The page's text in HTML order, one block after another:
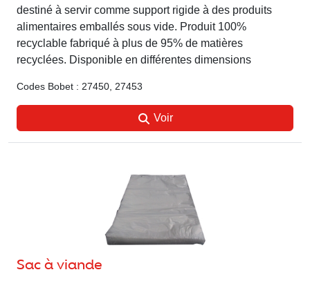
destiné à servir comme support rigide à des produits
alimentaires emballés sous vide. Produit 100%
recyclable fabriqué à plus de 95% de matières
recyclées. Disponible en différentes dimensions
Codes Bobet : 27450, 27453
Voir
Sac à viande